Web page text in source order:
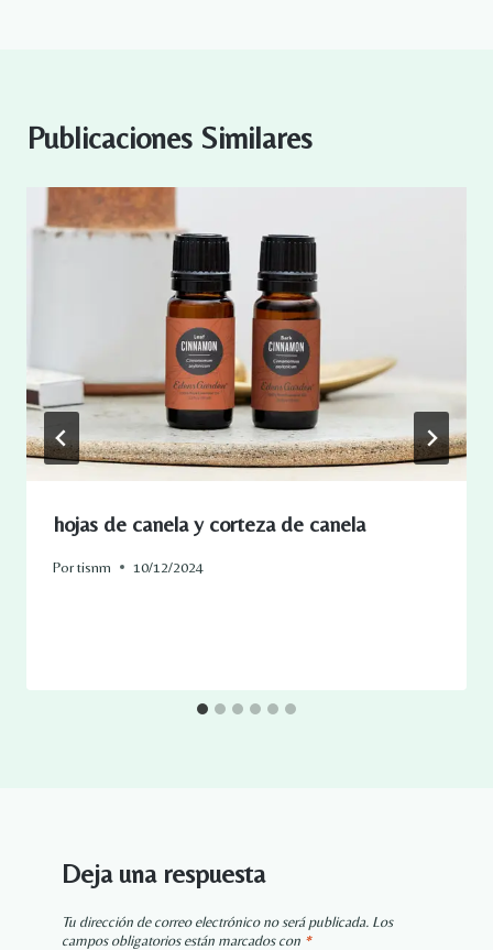
Publicaciones Similares
hojas de canela y corteza de canela
Portisnm 10/12/2024
Deja una respuesta
Tu dirección de correo electrónico no será publicada. Los
campos obligatorios están marcados con *